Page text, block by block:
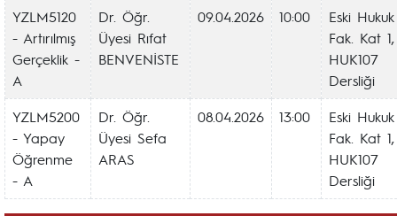
YZLM5120
- Artırılmış
Gerçeklik -
A
Dr. Öğr.
Üyesi Rıfat
BENVENİSTE
09.04.2026 10:00
Eski Hukuk
Fak. Kat 1,
HUK107
Dersliği
YZLM5200
- Yapay
Öğrenme
- A
Dr. Öğr.
Üyesi Sefa
ARAS
08.04.2026 13:00
Eski Hukuk
Fak. Kat 1,
HUK107
Dersliği